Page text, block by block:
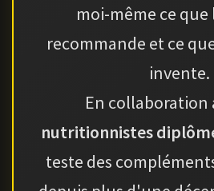
moi-même ce que
recommande et ce
invente.
En collaboration
nutritionnistes
teste des